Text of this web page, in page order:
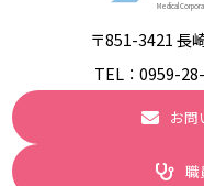
Medical
〒851-3421 長
TEL： 0959-
お問
職